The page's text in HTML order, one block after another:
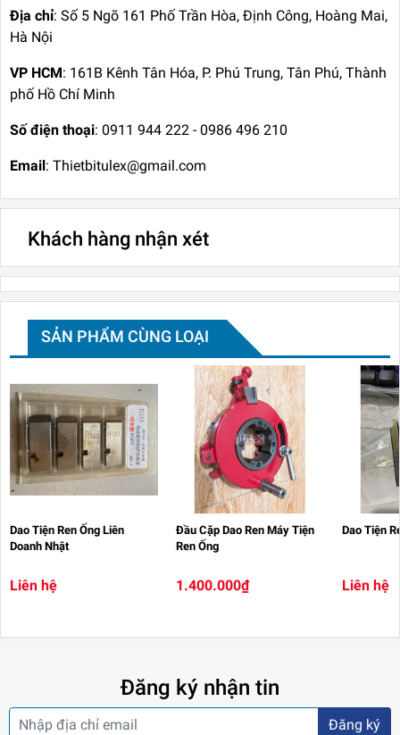
Địa chỉ: Số 5 Ngõ 161 Phố Trần Hòa, Định Công, Hoàng Mai,
Hà Nội
VP HCM: 161B Kênh Tân Hóa, P. Phú Trung, Tân Phú, Thành
phố Hồ Chí Minh
Số điện thoại: 0911 944 222 - 0986 496 210
Email : Thietbitulex@gmail.com
Khách hàng nhận xét
SẢN PHẨM CÙNG LOẠI
Dao Tiện Ren Ống Liên
Doanh Nhật
Liên hệ
Đầu Cặp Dao Ren Máy Tiện
Ren Ống
1.400.000₫
Dao Tiện
Liên hệ
Đăng ký nhận tin
Đăng ký